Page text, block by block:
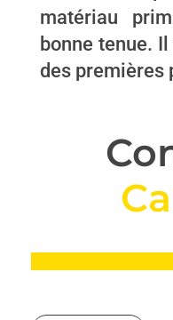
matériau
bonne tenue.
des premières
a rr